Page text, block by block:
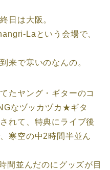
日は大阪。
Laという会場で、
来で寒いのなんの。
たヤング・ギターのコ
なヅッカヅカ★ギタ
れて、特典にライブ後
寒空の中2時間半並ん
間並んだのにグッズが目